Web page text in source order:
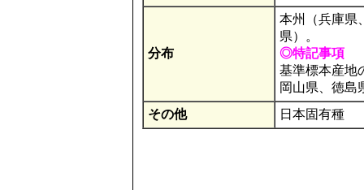
分布
本州（兵庫県
県）。
◎特記事項
基準標本産地
岡山県、徳島
その他
日本固有種